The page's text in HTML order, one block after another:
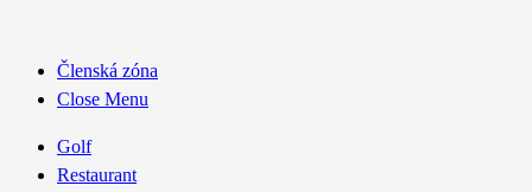
Členská zóna
Close Menu
Golf
Restaurant